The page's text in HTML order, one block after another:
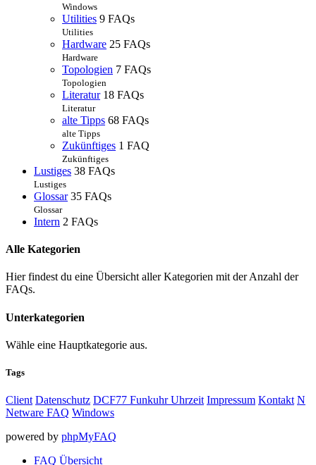
Windows
Utilities 9 FAQs
Utilities
Hardware 25 FAQs
Hardware
Topologien 7 FAQs
Topologien
Literatur 18 FAQs
Literatur
alte Tipps 68 FAQs
alte Tipps
Zukünftiges 1 FAQ
Zukünftiges
Lustiges 38 FAQs
Lustiges
Glossar 35 FAQs
Glossar
Intern 2 FAQs
Alle Kategorien
Hier findest du eine Übersicht aller Kategorien mit der Anzahl der
FAQs.
Unterkategorien
Wähle eine Hauptkategorie aus.
Tags
Client Datenschutz DCF77 Funkuhr Uhrzeit Impressum Kontakt N
Netware FAQ Windows
powered by phpMyFAQ
FAQ Übersicht